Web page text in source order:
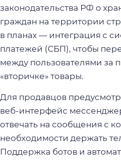
законодательства РФ о
граждан на территории
в планах — интеграция с
платежей (СБП), чтобы
между пользователями за
«вторичке» товары.
Для продавцов
веб-интерфейс
отвечать на сообщения с
необходимости держать
Поддержка ботов и